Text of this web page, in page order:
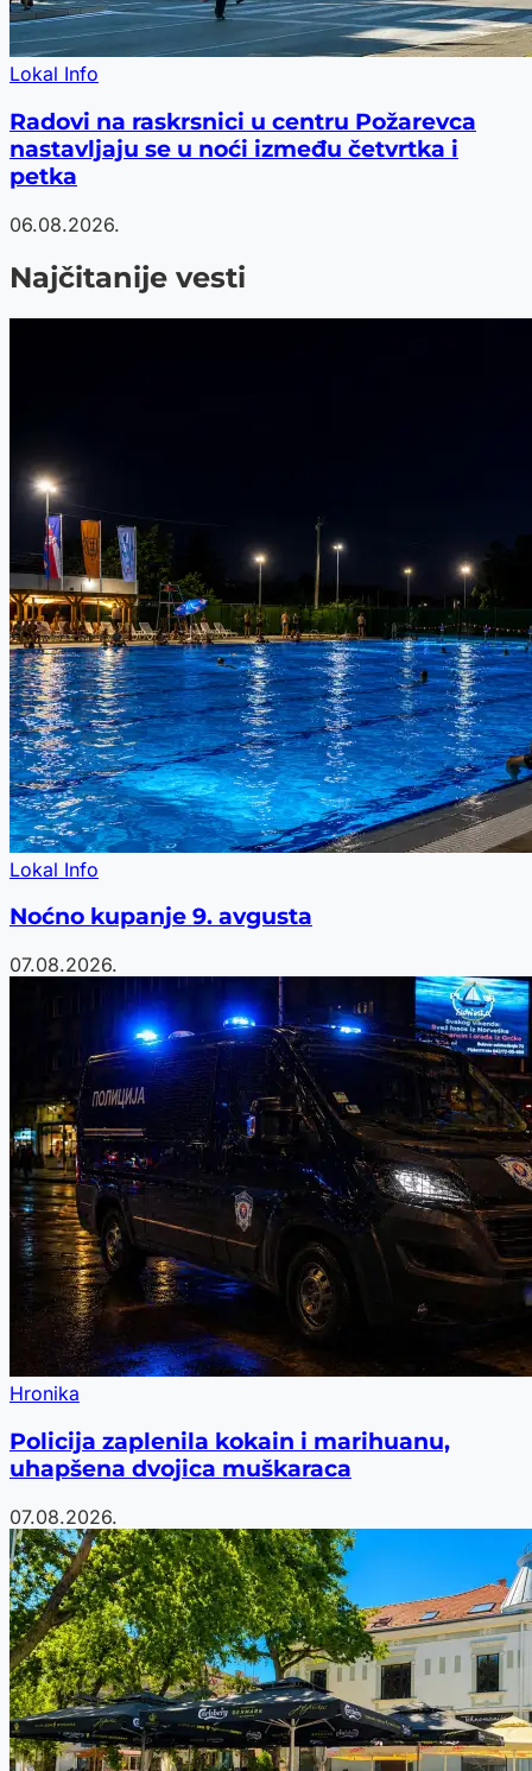
Lokal Info
Radovi na raskrsnici u centru Požarevca
nastavljaju se u noći između četvrtka i
petka
06.08.2026.
Najčitanije vesti
Lokal Info
Noćno kupanje 9. avgusta
07.08.2026.
Hronika
Policija zaplenila kokain i marihuanu,
uhapšena dvojica muškaraca
07.08.2026.